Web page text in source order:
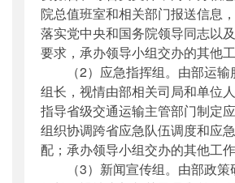
院总值班室和相关部门报送信息
落实党中央和国务院领导同志以
要求，承办领导小组交办的其他工
（2）应急指挥组。由部运输
组长，视情由部相关司局和单位
指导省级交通运输主管部门制定
组织协调跨省应急队伍调度和应
配；承办领导小组交办的其他工作
（3）新闻宣传组。由部政策